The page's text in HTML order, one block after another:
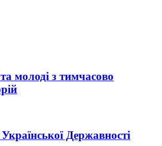
молоді з тимчасово
Державності